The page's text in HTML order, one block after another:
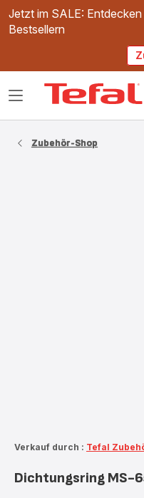
Jetzt im SALE:
Bestsellern
Das
Zubehör-Shop
Verkauf durch : Tefal
Dichtungsring MS-